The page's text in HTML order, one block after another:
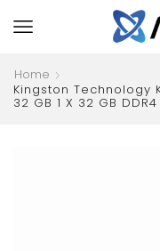
Home
Kingston Technology
32 GB 1 X 32 GB